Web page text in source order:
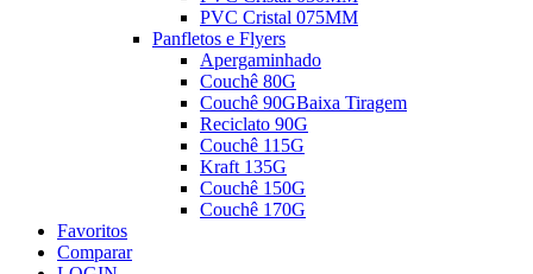
PVC Cristal 075MM
Panfletos e Flyers
Apergaminhado
Couchê 80G
Couchê 90GBaixa Tiragem
Reciclato 90G
Couchê 115G
Kraft 135G
Couchê 150G
Couchê 170G
Favoritos
Comparar